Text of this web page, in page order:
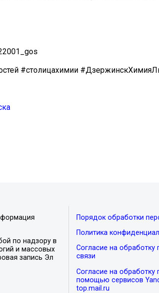
#столицахимии
по надзору в
и массовых
запись Эл
Порядок обработки
Политика
Согласие на
связи
Согласие на
помощью сервисов
top.mail.ru